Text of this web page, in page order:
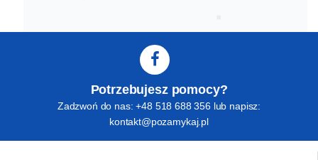
Potrzebujesz pomocy?
Zadzwoń do nas: +48 518 688 356 lub napisz:
kontakt@pozamykaj.pl